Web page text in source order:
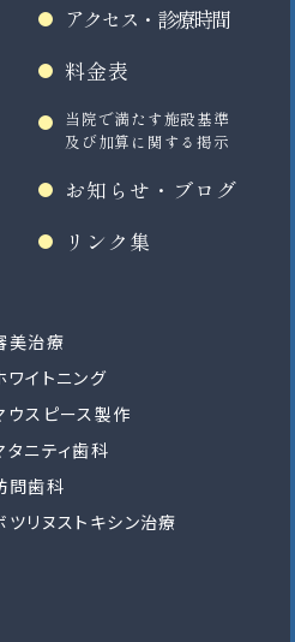
アクセス・診療時間
料金表
当院で満たす施設基準
及び加算に関する掲示
お知らせ・ブログ
リンク集
美治療
ワイトニング
ウスピース製作
タニティ歯科
問歯科
ツリヌストキシン治療